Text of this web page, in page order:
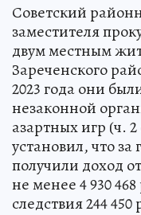
Советский
заместителя
двум местным
Зареченского
2023 года они
незаконной
азартных игр (ч.
установил, что
получили доход
не менее 4 930
следствия 244